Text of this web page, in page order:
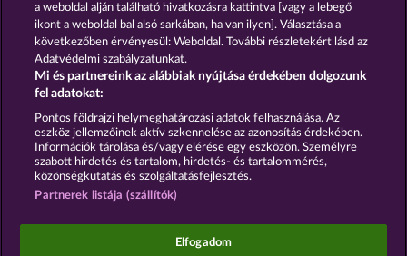
Adatkezelési tájékoztató Impresszum
A cég GYIK Partnerprogram
célt szolgálnak, és azok egyáltalán nem
befolyásolják, hogy a játékos a jövőben valódi
a weboldal alján található hivatkozásra kattintva [vagy a lebegő
ikont a weboldal bal alsó sarkában, ha van ilyen]. Választása a
következőben érvényesül: Weboldal. További részletekért lásd az
Adatvédelmi szabályzatunkat.
Mi és partnereink az alábbiak nyújtása érdekében dolgozunk
fel adatokat:
Pontos földrajzi helymeghatározási adatok felhasználása. Az
eszköz jellemzőinek aktív szkennelése az azonosítás érdekében.
Információk tárolása és/vagy elérése egy eszközön. Személyre
szabott hirdetés és tartalom, hirdetés- és tartalommérés,
közönségkutatás és szolgáltatásfejlesztés.
Partnerek listája (szállítók)
Elfogadom